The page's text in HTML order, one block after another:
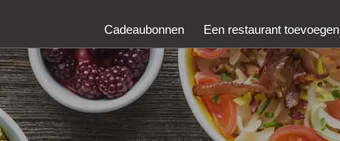
Cadeaubonnen Een restaurant toevoegen